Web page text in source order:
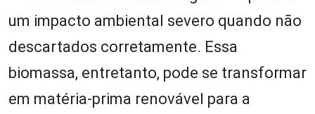
um impacto ambiental severo quando não
descartados corretamente. Essa
biomassa, entretanto, pode se transformar
em matéria-prima renovável para a